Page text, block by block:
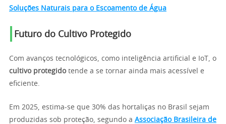
Soluções Naturais para o Escoamento de Água
Futuro do Cultivo Protegido
Com avanços tecnológicos, como inteligência artificial e IoT, o
cultivo protegidotende a se tornar ainda mais acessível e
eficiente.
Em 2025, estima-se que 30% das hortaliças no Brasil sejam
produzidas sob proteção, segundo a Associação Brasileira de